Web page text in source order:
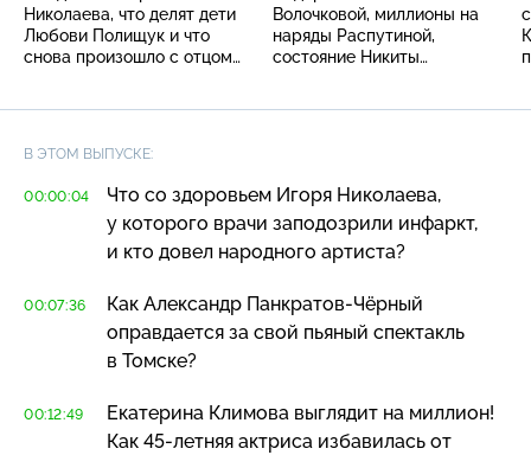
Николаева, что делят дети
Любови Полищук и что
снова произошло с отцом
Волочковой, миллионы на
наряды Распутиной,
состояние Никиты
В ЭТОМ ВЫПУСКЕ:
00:00:04
Что со здоровьем Игоря Николаева,
у которого врачи заподозрили инфаркт,
и кто довел народного артиста?
00:07:36 Как Александр Панкратов-Чёрный
оправдается за свой пьяный спектакль
в Томске?
00:12:49
Екатерина Климова выглядит на миллион!
Как 45-летняя актриса избавилась от